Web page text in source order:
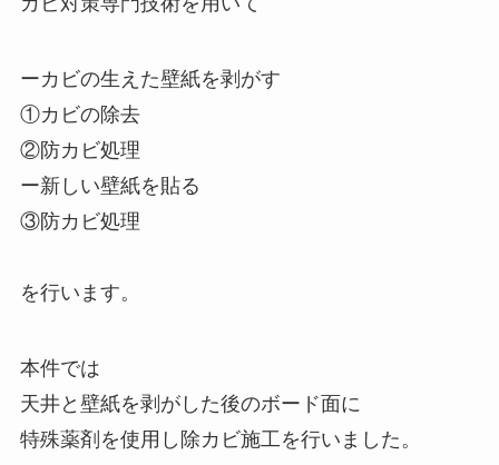
ーカビの生えた壁紙を剥がす
①カビの除去
②防カビ処理
ー新しい壁紙を貼る
③防カビ処理
を行います。
本件では
天井と壁紙を剥がした後のボード面に
特殊薬剤を使用し除カビ施工を行いました。